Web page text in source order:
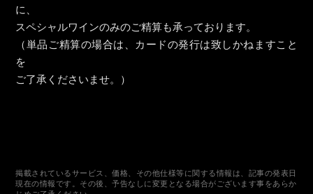
に、
スペシャルワインのみのご精算も承っております。
（単品ご精算の場合は、カードの発行は致しかねますこと
を
ご了承くださいませ。）
掲載されているサービス、価格、その他仕様等に関する情報は、記事の発表日
現在の情報です。その後、予告なしに変更となる場合がございます事をあらか